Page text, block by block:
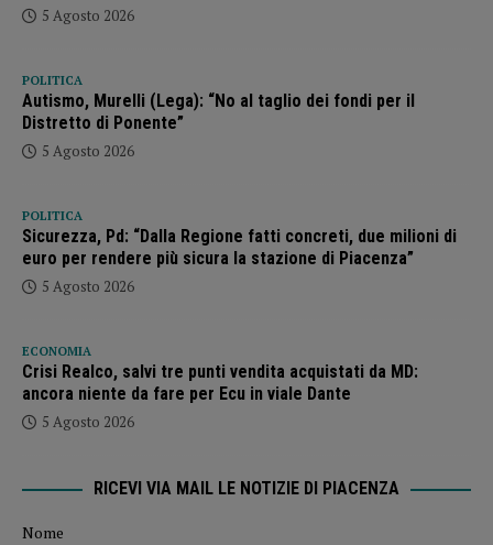
5 Agosto 2026
POLITICA
Autismo, Murelli (Lega): “No al taglio dei fondi per il
Distretto di Ponente”
5 Agosto 2026
POLITICA
Sicurezza, Pd: “Dalla Regione fatti concreti, due milioni di
euro per rendere più sicura la stazione di Piacenza”
5 Agosto 2026
ECONOMIA
Crisi Realco, salvi tre punti vendita acquistati da MD:
ancora niente da fare per Ecu in viale Dante
5 Agosto 2026
RICEVI VIA MAIL LE NOTIZIE DI PIACENZA
Nome